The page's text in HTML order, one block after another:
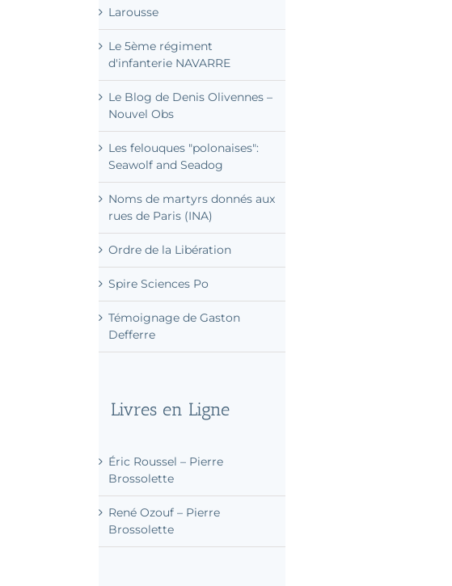
Brumaire – Site Charles de
Gaulle (pdf)
Larousse
Le 5ème régiment
d'infanterie NAVARRE
Le Blog de Denis Olivennes –
Nouvel Obs
Les felouques "polonaises":
Seawolf and Seadog
Noms de martyrs donnés aux
rues de Paris (INA)
Ordre de la Libération
Spire Sciences Po
Livres en Ligne
Éric Roussel – Pierre
Brossolette